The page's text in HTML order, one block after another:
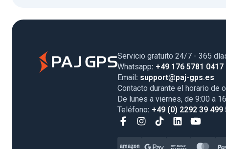
Servicio gratuito 24/7 - 365
Whatsapp: +49 176 5781 0417
Email : support@paj-gps.es
Contacto durante el horario de
De lunes a viernes, de 9:00 a
Teléfono: +49 (0) 2292 39 499